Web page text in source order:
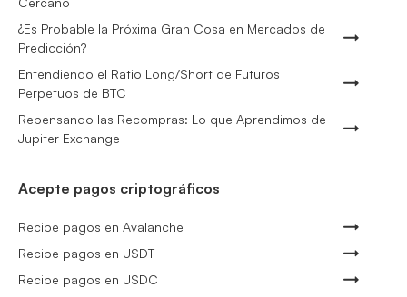
¿Es Probable la Próxima Gran Cosa en Mercados de
Predicción?
Entendiendo el Ratio Long/Short de Futuros
Perpetuos de BTC
Repensando las Recompras: Lo que Aprendimos de
Jupiter Exchange
Acepte pagos criptográficos
Recibe pagos en Avalanche
Recibe pagos en USDT
Recibe pagos en USDC